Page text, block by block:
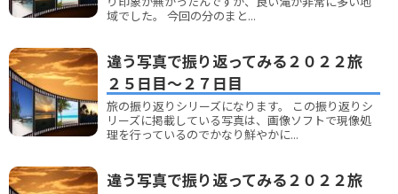
域でした。 今回の分のまと...
違う写真で振り返ってみる２０２２旅
２５日目～２７日目
旅の振り返りシリーズになります。 この振り返りシ
リーズに掲載している写真は、画像ソフトで現像処
理を行っているのでかなり鮮やかに...
違う写真で振り返ってみる２０２２旅